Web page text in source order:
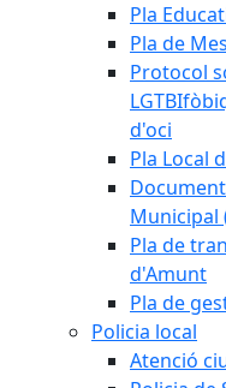
Pla
Pla de
Protocol
d'oci
Pla Local
Municipal
Pla de
d'Amunt
Pla de
Policia local
Atenció